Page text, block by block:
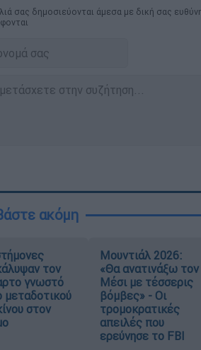
σας δημοσιεύονται άμεσα με δική σας
ακόμη
τον
γνωστό
μεταδοτικού
στον
Μουντιάλ 2026:
«Θα ανατινάξω τον
Μέσι με τέσσερις
βόμβες» - Οι
τρομοκρατικές
απειλές που
ερεύνησε το FBI